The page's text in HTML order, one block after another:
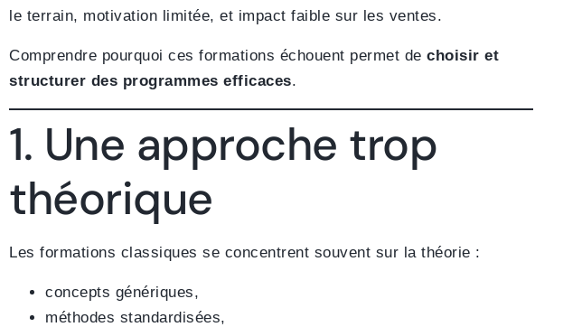
le terrain, motivation limitée, et impact faible sur les ventes.
Comprendre pourquoi ces formations échouent permet de choisir et
structurer des programmes efficaces.
1. Une approche trop
théorique
Les formations classiques se concentrent souvent sur la théorie :
concepts génériques,
méthodes standardisées,